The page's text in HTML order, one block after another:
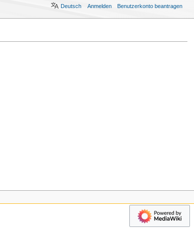
Deutsch Anmelden Benutzerkonto beantragen